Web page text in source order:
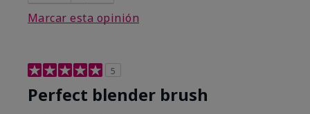
Marcar esta opinión
5
Perfect blender brush